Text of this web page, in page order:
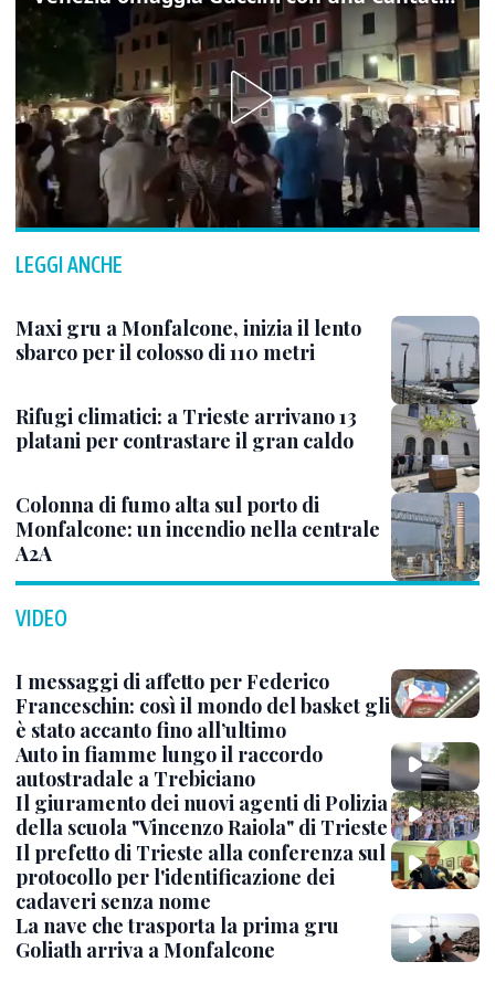
LEGGI ANCHE
Maxi gru a Monfalcone, inizia il lento
sbarco per il colosso di 110 metri
Rifugi climatici: a Trieste arrivano 13
platani per contrastare il gran caldo
Colonna di fumo alta sul porto di
Monfalcone: un incendio nella centrale
A2A
VIDEO
I messaggi di affetto per Federico
Franceschin: così il mondo del basket gli
è stato accanto fino all’ultimo
Auto in fiamme lungo il raccordo
autostradale a Trebiciano
Il giuramento dei nuovi agenti di Polizia
della scuola "Vincenzo Raiola" di Trieste
Il prefetto di Trieste alla conferenza sul
protocollo per l'identificazione dei
cadaveri senza nome
La nave che trasporta la prima gru
Goliath arriva a Monfalcone